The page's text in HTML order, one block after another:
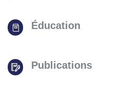
Éducation
Publications